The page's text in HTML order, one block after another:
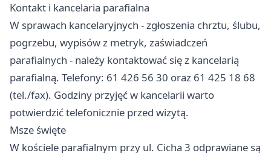
Kontakt i kancelaria parafialna
W sprawach kancelaryjnych - zgłoszenia chrztu, ślubu,
pogrzebu, wypisów z metryk, zaświadczeń
parafialnych - należy kontaktować się z kancelarią
parafialną. Telefony: 61 426 56 30 oraz 61 425 18 68
(tel./fax). Godziny przyjęć w kancelarii warto
potwierdzić telefonicznie przed wizytą.
Msze święte
W kościele parafialnym przy ul. Cicha 3 odprawiane są